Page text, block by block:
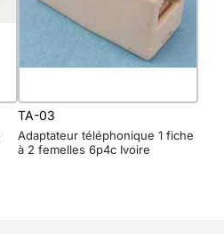
TA-03
Adaptateur téléphonique 1 fiche
à 2 femelles 6p4c Ivoire